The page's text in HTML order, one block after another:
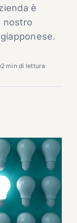
è
nostro
2 min di lettura